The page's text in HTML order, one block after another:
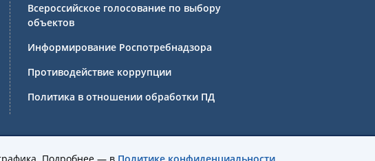
Всероссийское голосование по выбору
объектов
Информирование Роспотребнадзора
Противодействие коррупции
Политика в отношении обработки ПД
образовательное учреждение Иркутской области «Иркутский